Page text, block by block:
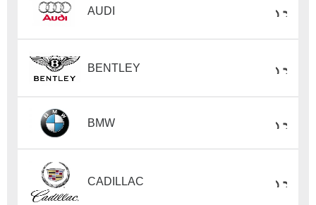
AUDI
BENTLEY
BMW
CADILLAC